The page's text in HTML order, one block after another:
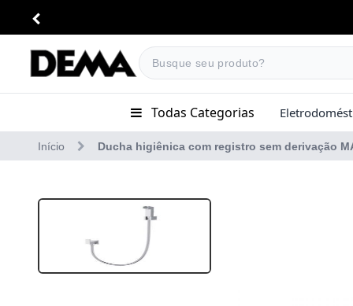
Todas Categorias
Eletrodomésticos
Coifas
Micro-Ondas
Lava-Louças
Início Ducha higiênica com registro sem derivação